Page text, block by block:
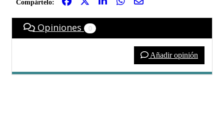
Compártelo:
Opiniones 0
Añadir opinión